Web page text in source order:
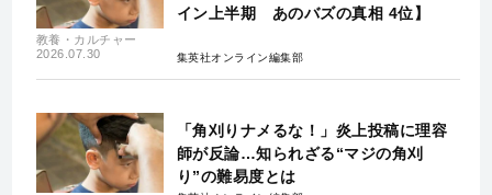
教養・カルチャー
2026.07.30
イン上半期 あのバズの真相 4位】
集英社オンライン編集部
「角刈りナメるな！」炎上投稿に理容
師が反論…知られざる“マジの角刈
り”の難易度とは